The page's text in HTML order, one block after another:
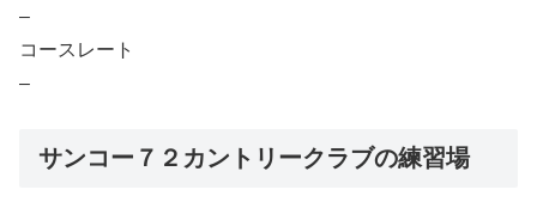
–
コースレート
–
サンコー７２カントリークラブの練習場